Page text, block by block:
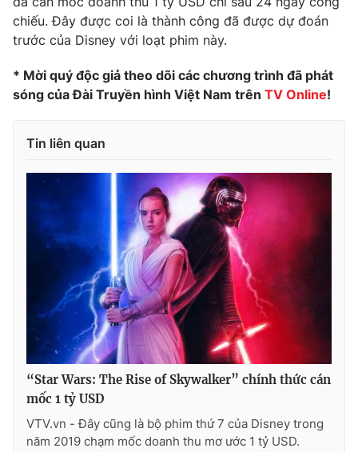
Ðiện thoại Thời báo VTV:024.66 897 897
Email:
toasoan@vtv.vn
® Cấm sao chép dưới mọi hình thức nếu không có sự chấp
thuận bằng văn bản. Ghi rõ nguồn VTV.vn khi phát hành lại
thông tin từ website này.
chiếu. Đây được coi là thành công đã được dự đoán
trước của Disney với loạt phim này.
* Mời quý độc giả theo dõi các chương trình đã phát
sóng của Đài Truyền hình Việt Nam trên TV Online!
Tin liên quan
“Star Wars: The Rise of Skywalker” chính thức cán
mốc 1 tỷ USD
VTV.vn - Đây cũng là bộ phim thứ 7 của Disney trong
năm 2019 chạm mốc doanh thu mơ ước 1 tỷ USD.